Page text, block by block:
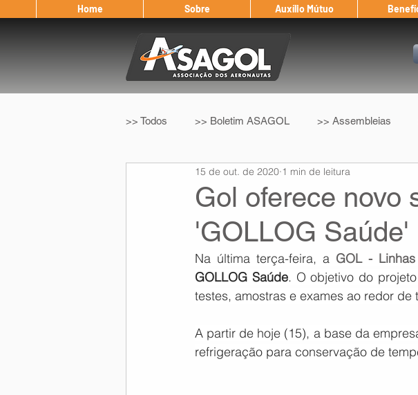
Home Sobre Auxílio Mútuo
>> Todos >> Boletim ASAGOL >> Assembleias
>> Legislação >> IFALPA >> Convenção
Eleição ASAGOL Safety Window Auxílio Mútuo
Workshop ASAGOL
Memória Aeronáutica
Gol oferece novo
'GOLLOG Saúde'
15 de out. de 2020 1 min de leitura
Na última terça-feira, a GOL -
GOLLOG Saúde. O objetivo do
testes, amostras e exames ao redor de
A partir de hoje (15), a base da
refrigeração para conservação de